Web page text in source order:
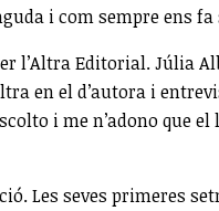
i com sempre ens
l’Altra Editorial. Júlia
en el d’autora i
i me n’adono que
Les seves primeres